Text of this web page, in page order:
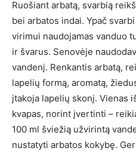
Ruošiant arbatą, svarbią
bei arbatos indai. Ypač
virimui naudojamas vanduo
ir švarus. Senovėje
vandenį. Renkantis arbatą,
lapelių formą, aromatą,
įtakoja lapelių skonį. Vienas
kvapas, norint įvertinti –
100 ml šviežią užvirintą
nustatyti arbatos kokybę.